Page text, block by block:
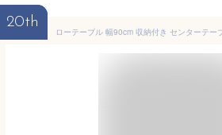
20th